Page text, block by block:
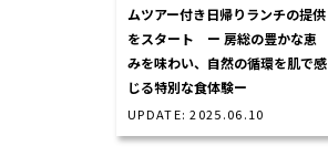
ムツアー付き日帰りランチの提供
をスタート ー 房総の豊かな恵
みを味わい、自然の循環を肌で感
じる特別な食体験ー
UPDATE: 2025.06.10